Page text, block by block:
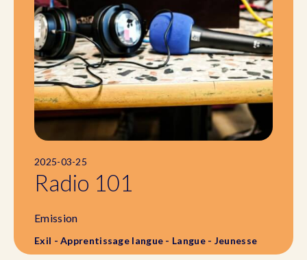
2025-03-25
Radio 101
Emission
Exil - Apprentissage langue - Langue - Jeunesse